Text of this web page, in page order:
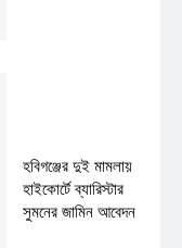
হবিগঞ্জের দুই মামলায়
হাইকোর্টে ব্যারিস্টার
সুমনের জামিন আবেদন